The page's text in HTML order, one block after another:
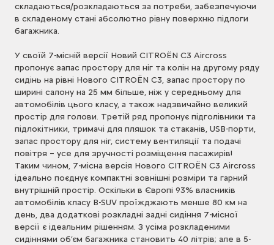
складаються/розкладаються за потреби, забезпечуючи
в складеному стані абсолютно рівну поверхню підлоги
багажника.
У своїй 7-місній версії Новий CITROЁN C3 Aircross
пропонує запас простору для ніг та колін на другому ряду
сидінь на рівні Нового CITROЁN C3, запас простору по
ширині салону на 25 мм більше, ніж у середньому для
автомобілів цього класу, а також надзвичайно великий
простір для голови. Третій ряд пропонує підголівники та
підлокітники, тримачі для пляшок та стаканів, USB-порти,
запас простору для ніг, систему вентиляції та подачі
повітря – усе для зручності розміщення пасажирів!
Таким чином, 7-місна версія Нового CITROЁN C3 Aircross
ідеально поєднує компактні зовнішні розміри та гарний
внутрішній простір. Оскільки в Європі 93% власників
автомобілів класу B-SUV проїжджають менше 80 км на
день, два додаткові розкладні задні сидіння 7-місної
версії є ідеальним рішенням. З усіма розкладеними
сидіннями об’єм багажника становить 40 літрів; але в 5-